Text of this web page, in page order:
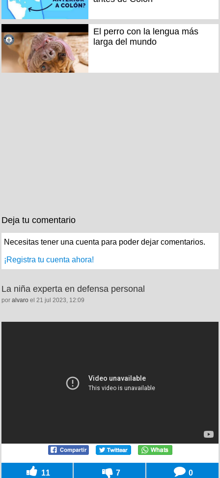
El perro con la lengua más
larga del mundo
Deja tu comentario
Necesitas tener una cuenta para poder dejar comentarios.
¡Registra tu cuenta ahora!
La niña experta en defensa personal
por alvaro el 21 jul 2023, 12:09
11 7 0